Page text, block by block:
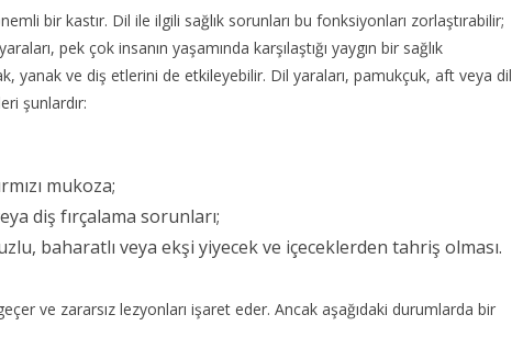
bir kastır. Dil ile ilgili sağlık sorunları bu fonksiyonları zorlaştırabilir;
pek çok insanın yaşamında karşılaştığı yaygın bir sağlık
yanak ve diş etlerini de etkileyebilir. Dil yaraları, pamukçuk, aft veya dil
şunlardır:
mukoza;
diş fırçalama sorunları;
baharatlı veya ekşi yiyecek ve içeceklerden tahriş olması.
ve zararsız lezyonları işaret eder. Ancak aşağıdaki durumlarda bir